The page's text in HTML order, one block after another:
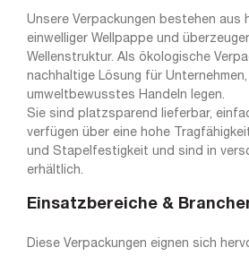
Unsere Verpackungen bestehen aus
einwelliger Wellpappe und
Wellenstruktur. Als ökologische
nachhaltige Lösung für
umweltbewusstes Handeln legen.
Sie sind platzsparend lieferbar,
verfügen über eine hohe
und Stapelfestigkeit und sind in
erhältlich.
Einsatzbereiche &
Diese Verpackungen eignen sich